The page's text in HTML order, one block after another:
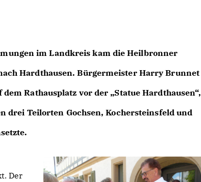
im Landkreis kam die Heilbronner
Hardthausen. Bürgermeister Harry Brunnet
Rathausplatz vor der „Statue Hardthausen“,
drei Teilorten Gochsen, Kochersteinsfeld und
Der